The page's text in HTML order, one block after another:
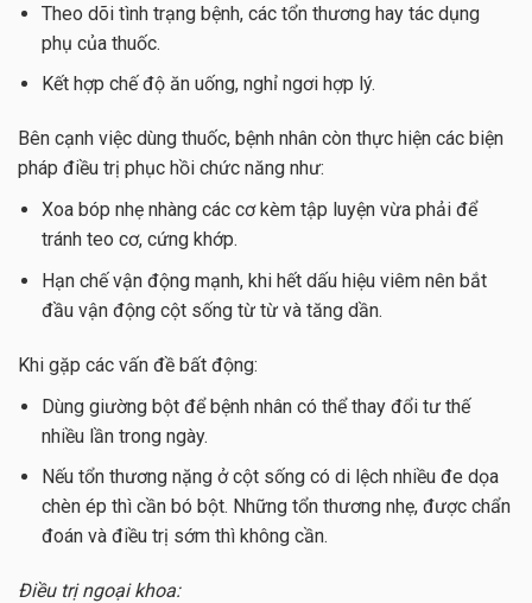
Theo dõi tình trạng bệnh, các tổn thương hay tác dụng
phụ của thuốc.
Kết hợp chế độ ăn uống, nghỉ ngơi hợp lý.
Bên cạnh việc dùng thuốc, bệnh nhân còn thực hiện các biện
pháp điều trị phục hồi chức năng như:
Xoa bóp nhẹ nhàng các cơ kèm tập luyện vừa phải để
tránh teo cơ, cứng khớp.
Hạn chế vận động mạnh, khi hết dấu hiệu viêm nên bắt
đầu vận động cột sống từ từ và tăng dần.
Khi gặp các vấn đề bất động:
Dùng giường bột để bệnh nhân có thể thay đổi tư thế
nhiều lần trong ngày.
Nếu tổn thương nặng ở cột sống có di lệch nhiều đe dọa
chèn ép thì cần bó bột. Những tổn thương nhẹ, được chẩn
đoán và điều trị sớm thì không cần.
Điều trị ngoại khoa: